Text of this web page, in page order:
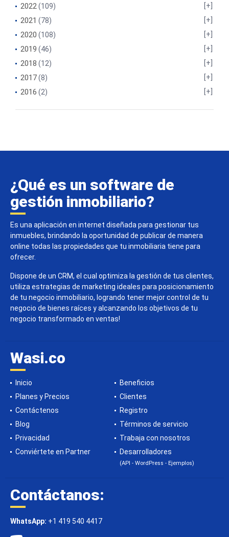
2022(109)
2021 (78)
2020 (108)
2019 (46)
2018 (12)
2017(8)
2016 (2)
¿Qué es un software de
gestión inmobiliario?
Es una aplicación en internet diseñada para gestionar tus
inmuebles, brindando la oportunidad de publicar de manera
online todas las propiedades que tu inmobiliaria tiene para
ofrecer.
Dispone de un CRM, el cual optimiza la gestión de tus clientes,
utiliza estrategias de marketing ideales para posicionamiento
de tu negocio inmobiliario, logrando tener mejor control de tu
negocio de bienes raíces y alcanzando los objetivos de tu
negocio transformado en ventas!
Wasi.co
Inicio
Beneficios
Planes y Precios
Clientes
Contáctenos
Registro
Blog
Términos de servicio
Privacidad
Trabaja con nosotros
Conviértete en Partner
Desarrolladores
(API - WordPress - Ejemplos)
Contáctanos:
WhatsApp: +1 419 540 4417